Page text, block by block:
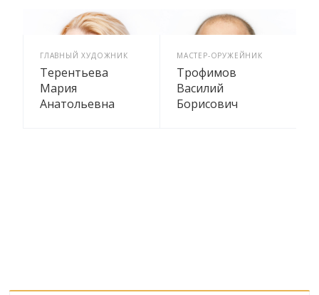
ГЛАВНЫЙ ХУДОЖНИК
Терентьева
Мария
Анатольевна
МАСТЕР-ОРУЖЕЙНИК
Трофимов
Василий
Борисович